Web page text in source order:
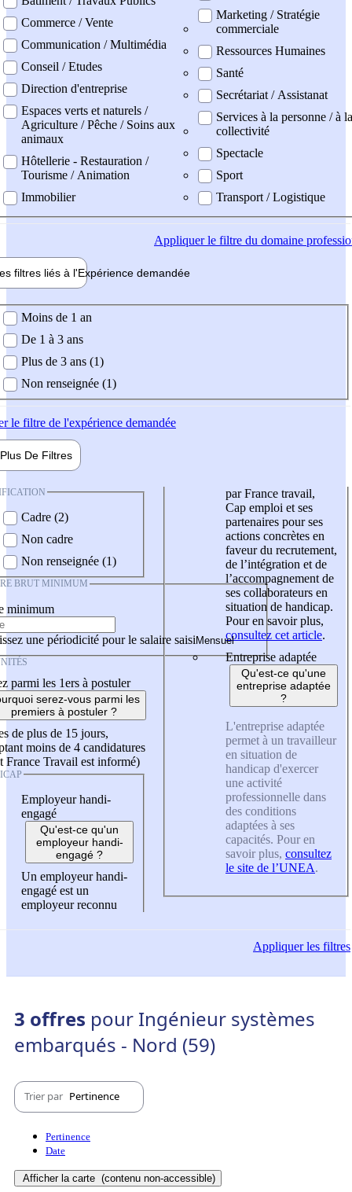
Commerce / Vente
Communication / Multimédia
Conseil / Etudes
Direction d'entreprise
Espaces verts et naturels /
Agriculture / Pêche / Soins aux
animaux
Hôtellerie - Restauration /
Tourisme / Animation
Immobilier
Marketing / Stratégie
commerciale
Ressources Humaines
Santé
Secrétariat / Assistanat
Services à la personne / à la
collectivité
Spectacle
Sport
Transport / Logistique
Appliquerle filtre du domaine
filtres liés à l'Expérience demandée
demandée
Moins de 1 an
De 1 à 3 ans
Plus de 3 ans (1)
Non renseignée (1)
le filtre de l'expérience demandée
Plus De Filtres
Cadre (2)
Non cadre
Non renseignée (1)
BRUT MINIMUM
minimum
une périodicité pour le salaire saisi
parmi les 1ers à postuler
serez-vous parmi les
premiers à postuler ?
de plus de 15 jours,
moins de 4 candidatures
France Travail est informé)
Employeur handi-
engagé
Qu'est-ce qu'un
employeur handi-
engagé ?
Un employeur handi-
engagé est un
employeur reconnu
par France travail,
Cap emploi et ses
partenaires pour ses
actions concrètes en
faveur du recrutement,
de l’intégration et de
l’accompagnement de
ses collaborateurs en
situation de handicap.
Pour en savoir plus,
consultez cet article.
Entreprise adaptée
Qu'est-ce qu'une
entreprise adaptée
?
L'entreprise adaptée
permet à un travailleur
en situation de
handicap d'exercer
une activité
professionnelle dans
des conditions
adaptées à ses
capacités. Pour en
savoir plus, consultez
le site de l’UNEA.
Appliquerles filtres
3 offres pour Ingénieur systèmes
embarqués - Nord (59)
Trier par Pertinence
Pertinence
Date
Afficher la carte (contenu non-accessible)